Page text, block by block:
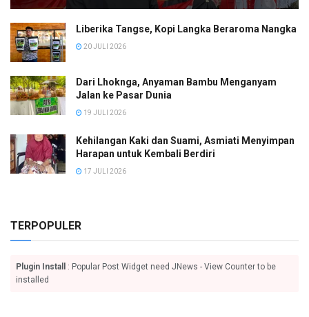
Liberika Tangse, Kopi Langka Beraroma Nangka
20 JULI 2026
Dari Lhoknga, Anyaman Bambu Menganyam
Jalan ke Pasar Dunia
19 JULI 2026
Kehilangan Kaki dan Suami, Asmiati Menyimpan
Harapan untuk Kembali Berdiri
17 JULI 2026
TERPOPULER
Plugin Install
: Popular Post Widget need JNews - View Counter to be
installed